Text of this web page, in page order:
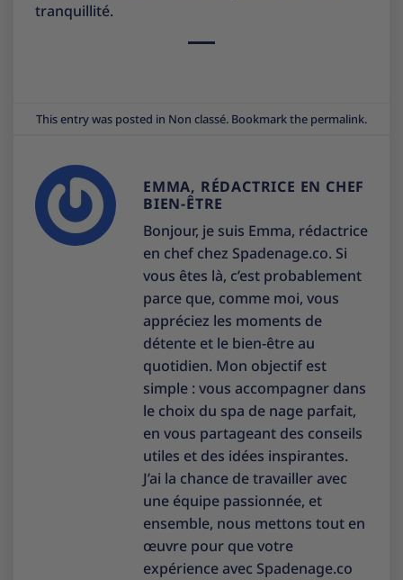
tranquillité.
This entry was posted in Non classé. Bookmark the permalink.
EMMA, RÉDACTRICE EN CHEF
BIEN-ÊTRE
Bonjour, je suis Emma, rédactrice
en chef chez Spadenage.co. Si
vous êtes là, c’est probablement
parce que, comme moi, vous
appréciez les moments de
détente et le bien-être au
quotidien. Mon objectif est
simple : vous accompagner dans
le choix du spa de nage parfait,
en vous partageant des conseils
utiles et des idées inspirantes.
J’ai la chance de travailler avec
une équipe passionnée, et
ensemble, nous mettons tout en
œuvre pour que votre
expérience avec Spadenage.co